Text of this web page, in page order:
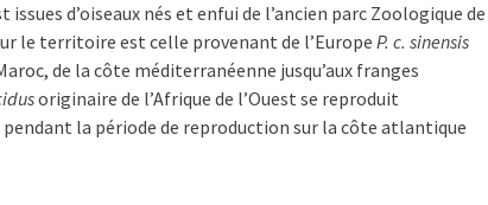
d’oiseaux nés et enfui de l’ancien parc Zoologique de
le territoire est celle provenant de l’Europe P. c. sinensis
de la côte méditerranéenne jusqu’aux franges
originaire de l’Afrique de l’Ouest se reproduit
la période de reproduction sur la côte atlantique